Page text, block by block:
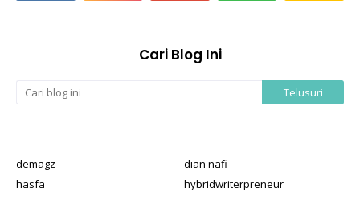
Cari Blog Ini
demagz
dian nafi
hasfa
hybridwriterpreneur